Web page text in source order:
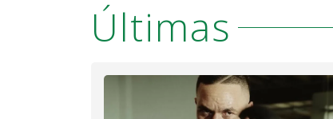
Últimas